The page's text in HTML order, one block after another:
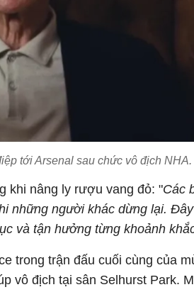
tới Arsenal sau chức vô địch NHA.
khi nâng ly rượu vang đỏ: "Các
những người khác dừng lại.
và tận hưởng từng khoảnh
trong trận đấu cuối cùng của
vô địch tại sân Selhurst Park.